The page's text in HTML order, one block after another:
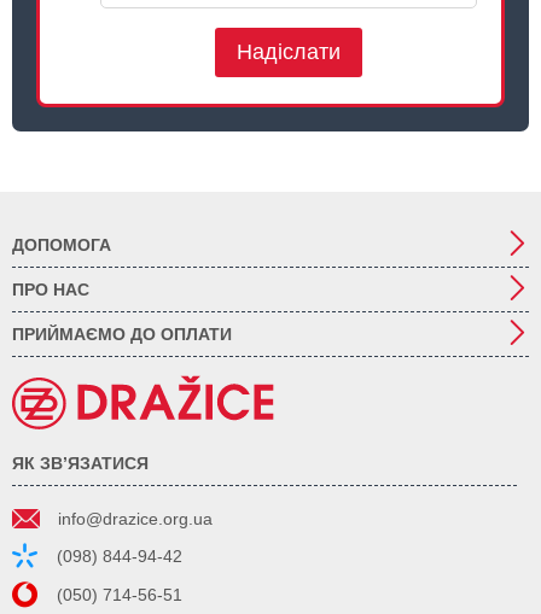
Надіслати
ДОПОМОГА
ПРО НАС
ПРИЙМАЄМО ДО ОПЛАТИ
ЯК ЗВ’ЯЗАТИСЯ
info@drazice.org.ua
(098) 844-94-42
(050) 714-56-51